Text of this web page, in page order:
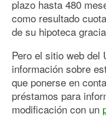
plazo hasta 480
como resultado
de su hipoteca
Pero el sitio web del
información sobre
que ponerse en
préstamos para
modificación con un